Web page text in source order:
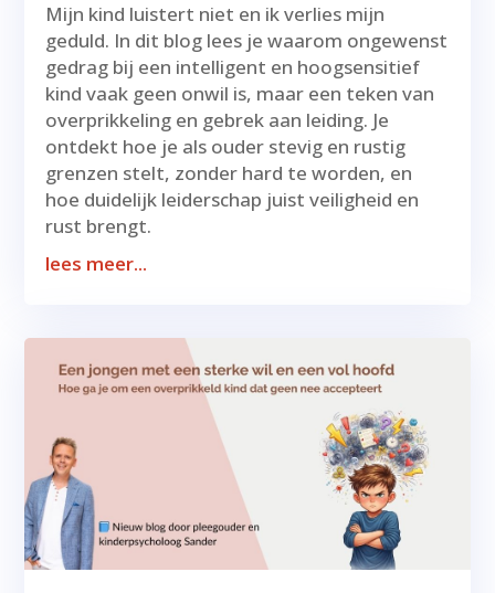
Mijn kind luistert niet en ik verlies mijn
geduld. In dit blog lees je waarom ongewenst
gedrag bij een intelligent en hoogsensitief
kind vaak geen onwil is, maar een teken van
overprikkeling en gebrek aan leiding. Je
ontdekt hoe je als ouder stevig en rustig
grenzen stelt, zonder hard te worden, en
hoe duidelijk leiderschap juist veiligheid en
rust brengt.
lees meer...